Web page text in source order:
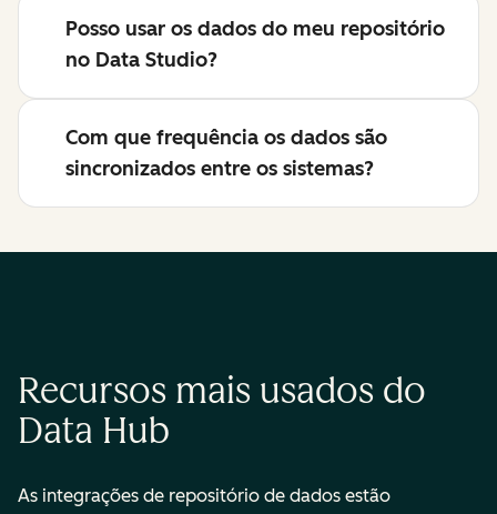
Posso usar os dados do meu repositório
no Data Studio?
Com que frequência os dados são
sincronizados entre os sistemas?
Recursos mais usados do
Data Hub
As integrações de repositório de dados estão